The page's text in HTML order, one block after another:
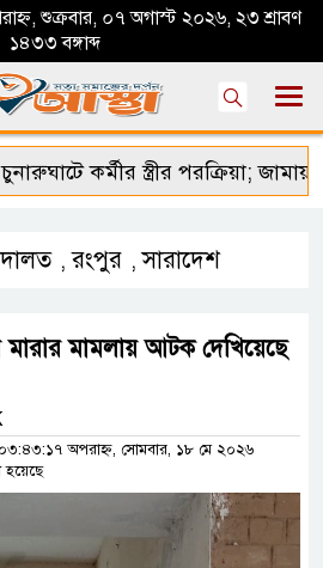
শুক্রবার, ০৭ অগাস্ট ২০২৬, ২৩ শ্রাবণ
১৪৩৩ বঙ্গাব্দ
কর্মীর স্ত্রীর পরক্রিয়া; জামায়াত
,রংপুর ,সারাদেশ
মামলায় আটক দেখিয়েছে
অপরাহ্ন, সোমবার, ১৮ মে ২০২৬
হয়েছে